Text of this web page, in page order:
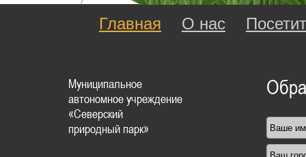
Главная О нас
Муниципальное
автономное учреждение
«Северский
природный парк»